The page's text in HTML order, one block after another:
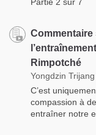
Commentaire
Rimpotché
Yongdzin
C’est
compassion à
entraîner notre